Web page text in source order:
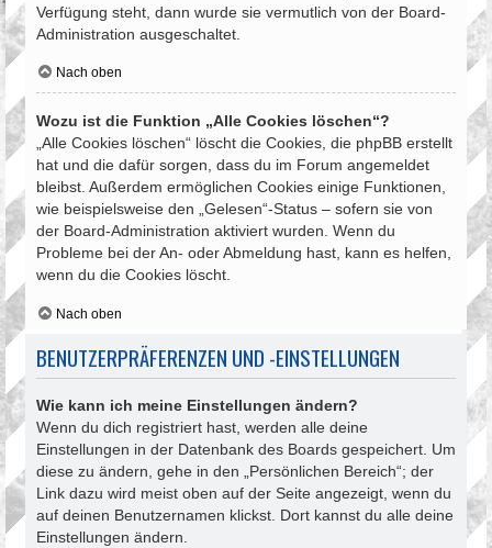
Verfügung steht, dann wurde sie vermutlich von der Board-
Administration ausgeschaltet.
Nach oben
Wozu ist die Funktion „Alle Cookies löschen“?
„Alle Cookies löschen“ löscht die Cookies, die phpBB erstellt
hat und die dafür sorgen, dass du im Forum angemeldet
bleibst. Außerdem ermöglichen Cookies einige Funktionen,
wie beispielsweise den „Gelesen“-Status – sofern sie von
der Board-Administration aktiviert wurden. Wenn du
Probleme bei der An- oder Abmeldung hast, kann es helfen,
wenn du die Cookies löscht.
Nach oben
BENUTZERPRÄFERENZEN UND -EINSTELLUNGEN
Wie kann ich meine Einstellungen ändern?
Wenn du dich registriert hast, werden alle deine
Einstellungen in der Datenbank des Boards gespeichert. Um
diese zu ändern, gehe in den „Persönlichen Bereich“; der
Link dazu wird meist oben auf der Seite angezeigt, wenn du
auf deinen Benutzernamen klickst. Dort kannst du alle deine
Einstellungen ändern.